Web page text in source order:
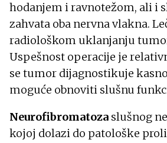
hodanjem i ravnotežom, ali i
zahvata oba nervna vlakna.
radiološkom uklanjanju
Uspešnost operacije je
se tumor dijagnostikuje
moguće obnoviti slušnu
Neurofibromatoza slušnog
kojoj dolazi do patološke